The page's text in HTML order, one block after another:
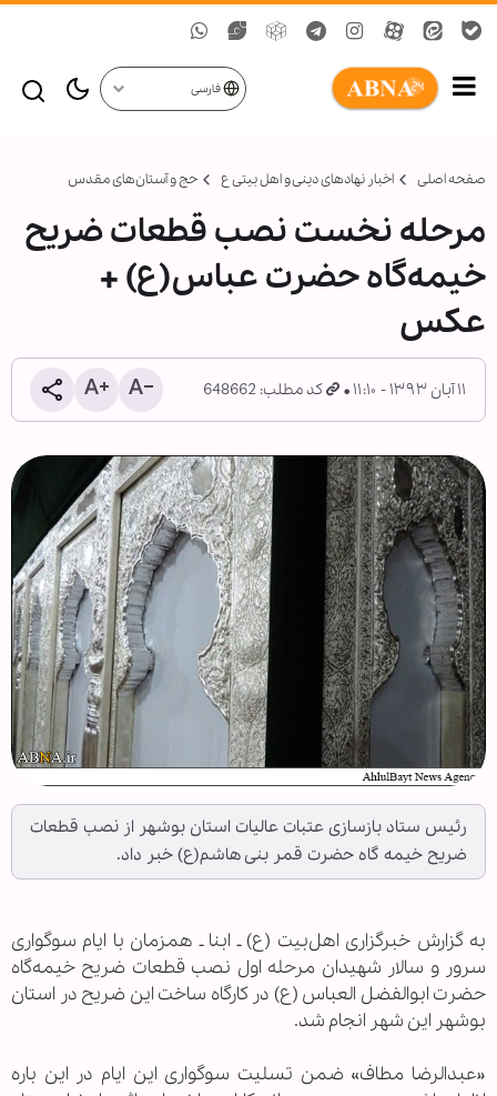
فارسی
صفحه اصلی اخبار نهادهای دینی و اهل بیتی ع حج و آستان‌های مقدس
مرحله نخست نصب قطعات ضریح
خیمه‌گاه حضرت عباس(ع) +
عکس
۱۱ آبان ۱۳۹۳ - ۱۱:۱۰ کد مطلب: 648662
رئیس ستاد بازسازی عتبات عالیات استان بوشهر از نصب قطعات
ضریح خیمه گاه حضرت قمر بنی هاشم(ع) خبر داد.
به گزارش خبرگزاری اهل‌بیت (ع) ـ ابنا ـ همزمان با ایام سوگواری
سرور و سالار شهیدان مرحله اول نصب قطعات ضریح خیمه‌گاه
حضرت ابوالفضل العباس (ع) در کارگاه ساخت این ضریح در استان
بوشهر این شهر انجام شد.
«عبدالرضا مطاف» ضمن تسلیت سوگواری این ایام در این باره